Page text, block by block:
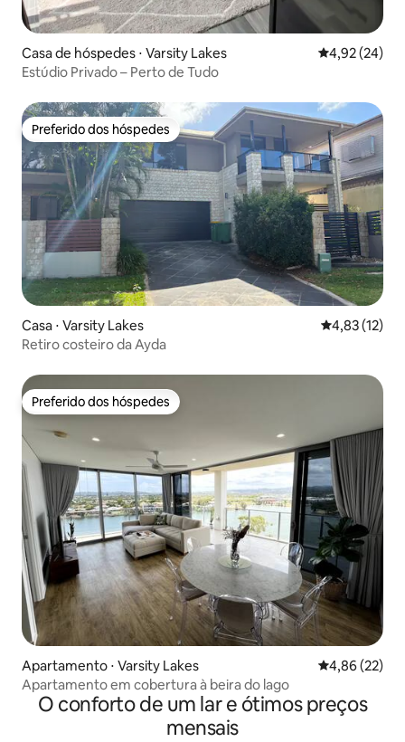
Casa de hóspedes ⋅ Varsity Lakes 4,92 de uma
4,92 (24)
Estúdio Privado – Perto de Tudo
Preferido dos hóspedes
Preferido dos hóspedes
Casa ⋅ Varsity Lakes 4,83 de uma
4,83 (12)
Retiro costeiro da Ayda
Preferido dos hóspedes
Preferido dos hóspedes
Apartamento ⋅ Varsity Lakes 4,86 de uma
4,86 (22)
Apartamento em cobertura à beira do lago
O conforto de um lar e ótimos preços
mensais